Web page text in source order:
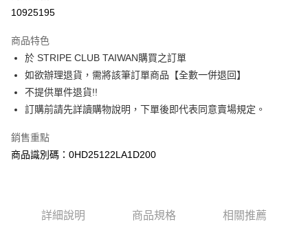
上海商業儲蓄銀行
臺灣中小企業銀行
匯豐（台灣）商業銀行
華泰商業銀行
聯邦商業銀行
遠東國際商業銀行
元大商業銀行
玉山商業銀行
星展（台灣）商業銀行
台灣樂天信用卡公司
LINE Pay
Apple Pay
街口支付
悠遊付
大哥付你分期
相關說明
流程，驗證手機門號後，選擇欲分期的期數、繳款截止日，確認付款後即完
【關於「AFTEE先享後付」】
10925195
商品特色
於 STRIPE CLUB TAIWAN購買之訂單
如欲辦理退貨，需將該筆訂單商品【全數一併退回】
不提供單件退貨!!
訂購前請先詳讀購物說明，下單後即代表同意賣場規定。
銷售重點
商品識別碼：0HD25122LA1D200
詳細說明 商品規格 相關推薦